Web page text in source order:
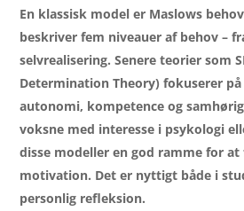
En klassisk model er Maslows
beskriver fem niveauer af behov –
selvrealisering. Senere teorier som
Determination Theory) fokuserer
autonomi, kompetence og
voksne med interesse i psykologi
disse modeller en god ramme for
motivation. Det er nyttigt både i
personlig refleksion.